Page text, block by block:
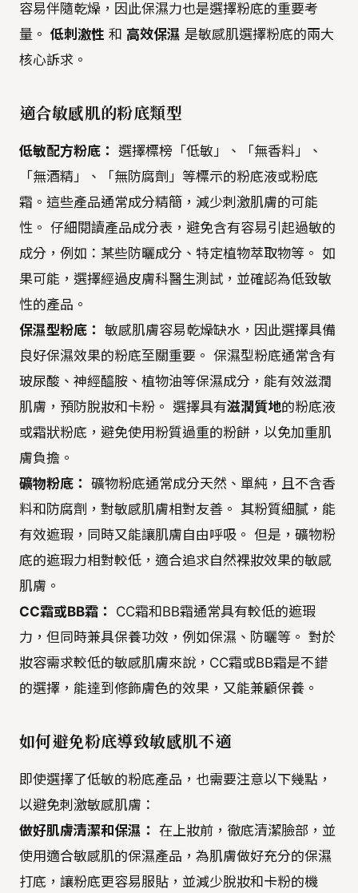
容易伴隨乾燥，因此保濕力也是選擇粉底的重要考
量。 低刺激性 和 高效保濕 是敏感肌選擇粉底的兩大
核心訴求。
適合敏感肌的粉底類型
低敏配方粉底：
選擇標榜「低敏」、「無香料」、
「無酒精」、「無防腐劑」等標示的粉底液或粉底
霜。這些產品通常成分精簡，減少刺激肌膚的可能
性。 仔細閱讀產品成分表，避免含有容易引起過敏的
成分，例如：某些防曬成分、特定植物萃取物等。 如
果可能，選擇經過皮膚科醫生測試，並確認為低致敏
性的產品。
保濕型粉底： 敏感肌膚容易乾燥缺水，因此選擇具備
良好保濕效果的粉底至關重要。 保濕型粉底通常含有
玻尿酸、神經醯胺、植物油等保濕成分，能有效滋潤
肌膚，預防脫妝和卡粉。 選擇具有滋潤質地的粉底液
或霜狀粉底，避免使用粉質過重的粉餅，以免加重肌
膚負擔。
礦物粉底： 礦物粉底通常成分天然、單純，且不含香
料和防腐劑，對敏感肌膚相對友善。 其粉質細膩，能
有效遮瑕，同時又能讓肌膚自由呼吸。 但是，礦物粉
底的遮瑕力相對較低，適合追求自然裸妝效果的敏感
肌膚。
CC霜或BB霜：
CC霜和BB霜通常具有較低的遮瑕
力，但同時兼具保養功效，例如保濕、防曬等。 對於
妝容需求較低的敏感肌膚來說，CC霜或BB霜是不錯
的選擇，能達到修飾膚色的效果，又能兼顧保養。
如何避免粉底導致敏感肌不適
即使選擇了低敏的粉底產品，也需要注意以下幾點，
以避免刺激敏感肌膚：
做好肌膚清潔和保濕： 在上妝前，徹底清潔臉部，並
使用適合敏感肌的保濕產品，為肌膚做好充分的保濕
打底，讓粉底更容易服貼，並減少脫妝和卡粉的機